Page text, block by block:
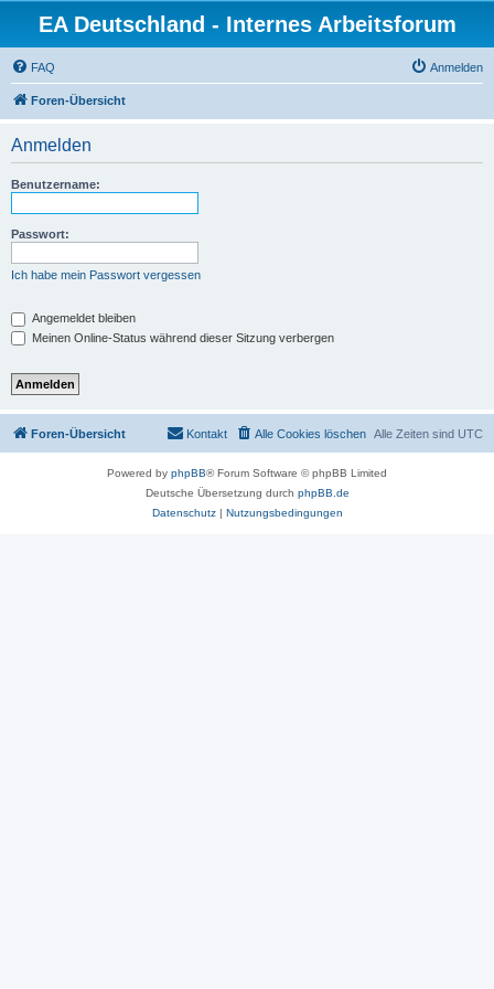
EA Deutschland - Internes Arbeitsforum
FAQ Anmelden
Foren-Übersicht
Anmelden
Benutzername:
Passwort:
Ich habe mein Passwort vergessen
Angemeldet bleiben
Meinen Online-Status während dieser Sitzung verbergen
Foren-Übersicht Alle Zeiten sind UTC
Alle Cookies löschen
Kontakt
Powered by phpBB® Forum Software © phpBB Limited
Deutsche Übersetzung durch phpBB.de
Datenschutz| Nutzungsbedingungen